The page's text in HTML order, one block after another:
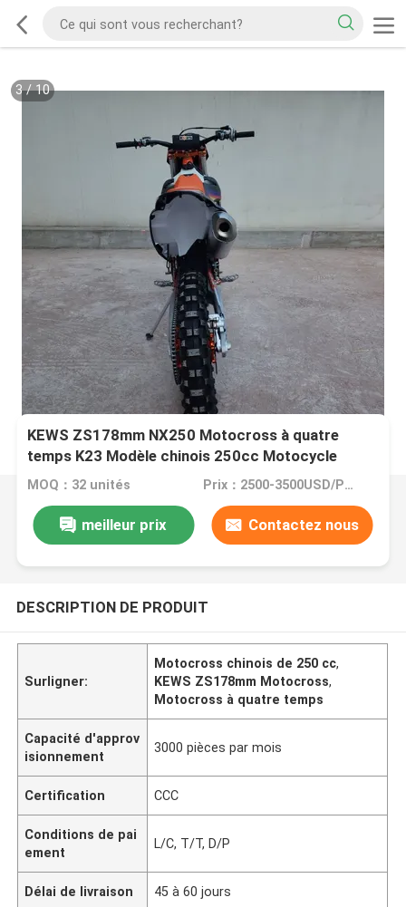
3/10
KEWS ZS178mm NX250 Motocross à quatre
temps K23 Modèle chinois 250cc Motocycle
Motocycles
MOQ：32 unités Prix：2500-3500USD/PRICE
meilleur prix Contactez nous
DESCRIPTION DE PRODUIT
Surligner:
Motocross chinois de 250 cc,
KEWS ZS178mm Motocross,
Motocross à quatre temps
Capacité d'approv
isionnement
3000 pièces par mois
Certification CCC
Conditions de pai
ement
L/C, T/T, D/P
Délai de livraison 45 à 60 jours